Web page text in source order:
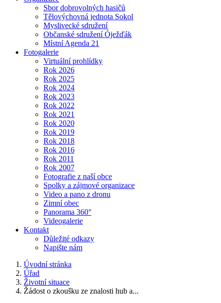
Sbor dobrovolných hasičů
Tělovýchovná jednota Sokol
Myslivecké sdružení
Občanské sdružení Óježďák
Místní Agenda 21
Fotogalerie
Virtuální prohlídky
Rok 2026
Rok 2025
Rok 2024
Rok 2023
Rok 2022
Rok 2021
Rok 2020
Rok 2019
Rok 2018
Rok 2016
Rok 2011
Rok 2007
Fotografie z naší obce
Spolky a zájmové organizace
Video a pano z dronu
Zimní obec
Panorama 360°
Videogalerie
Kontakt
Důležité odkazy
Napište nám
Úvodní stránka
Úřad
Životní situace
Žádost o zkoušku ze znalosti hub a...